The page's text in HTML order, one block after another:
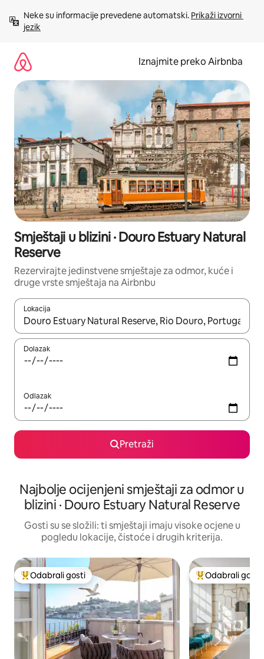
sadržaj
Neke su informacije prevedene automatski. Prikaži izvorni
jezik
Iznajmite preko Airbnba
Smještaji u blizini · Douro Estuary Natural
Reserve
Rezervirajte jedinstvene smještaje za odmor, kuće i
druge vrste smještaja na Airbnbu
Lokacija
Kada budu dostupni rezultati, moći ćete ih pregledati
Dolazak
Odlazak
Pretraži
Najbolje ocijenjeni smještaji za odmor u
blizini · Douro Estuary Natural Reserve
Gosti su se složili: ti smještaji imaju visoke ocjene u
pogledu lokacije, čistoće i drugih kriterija.
Među najviše rangiranima s oznakom „Odabrali gosti”
Odabrali gosti Među najviše
Odabrali gosti